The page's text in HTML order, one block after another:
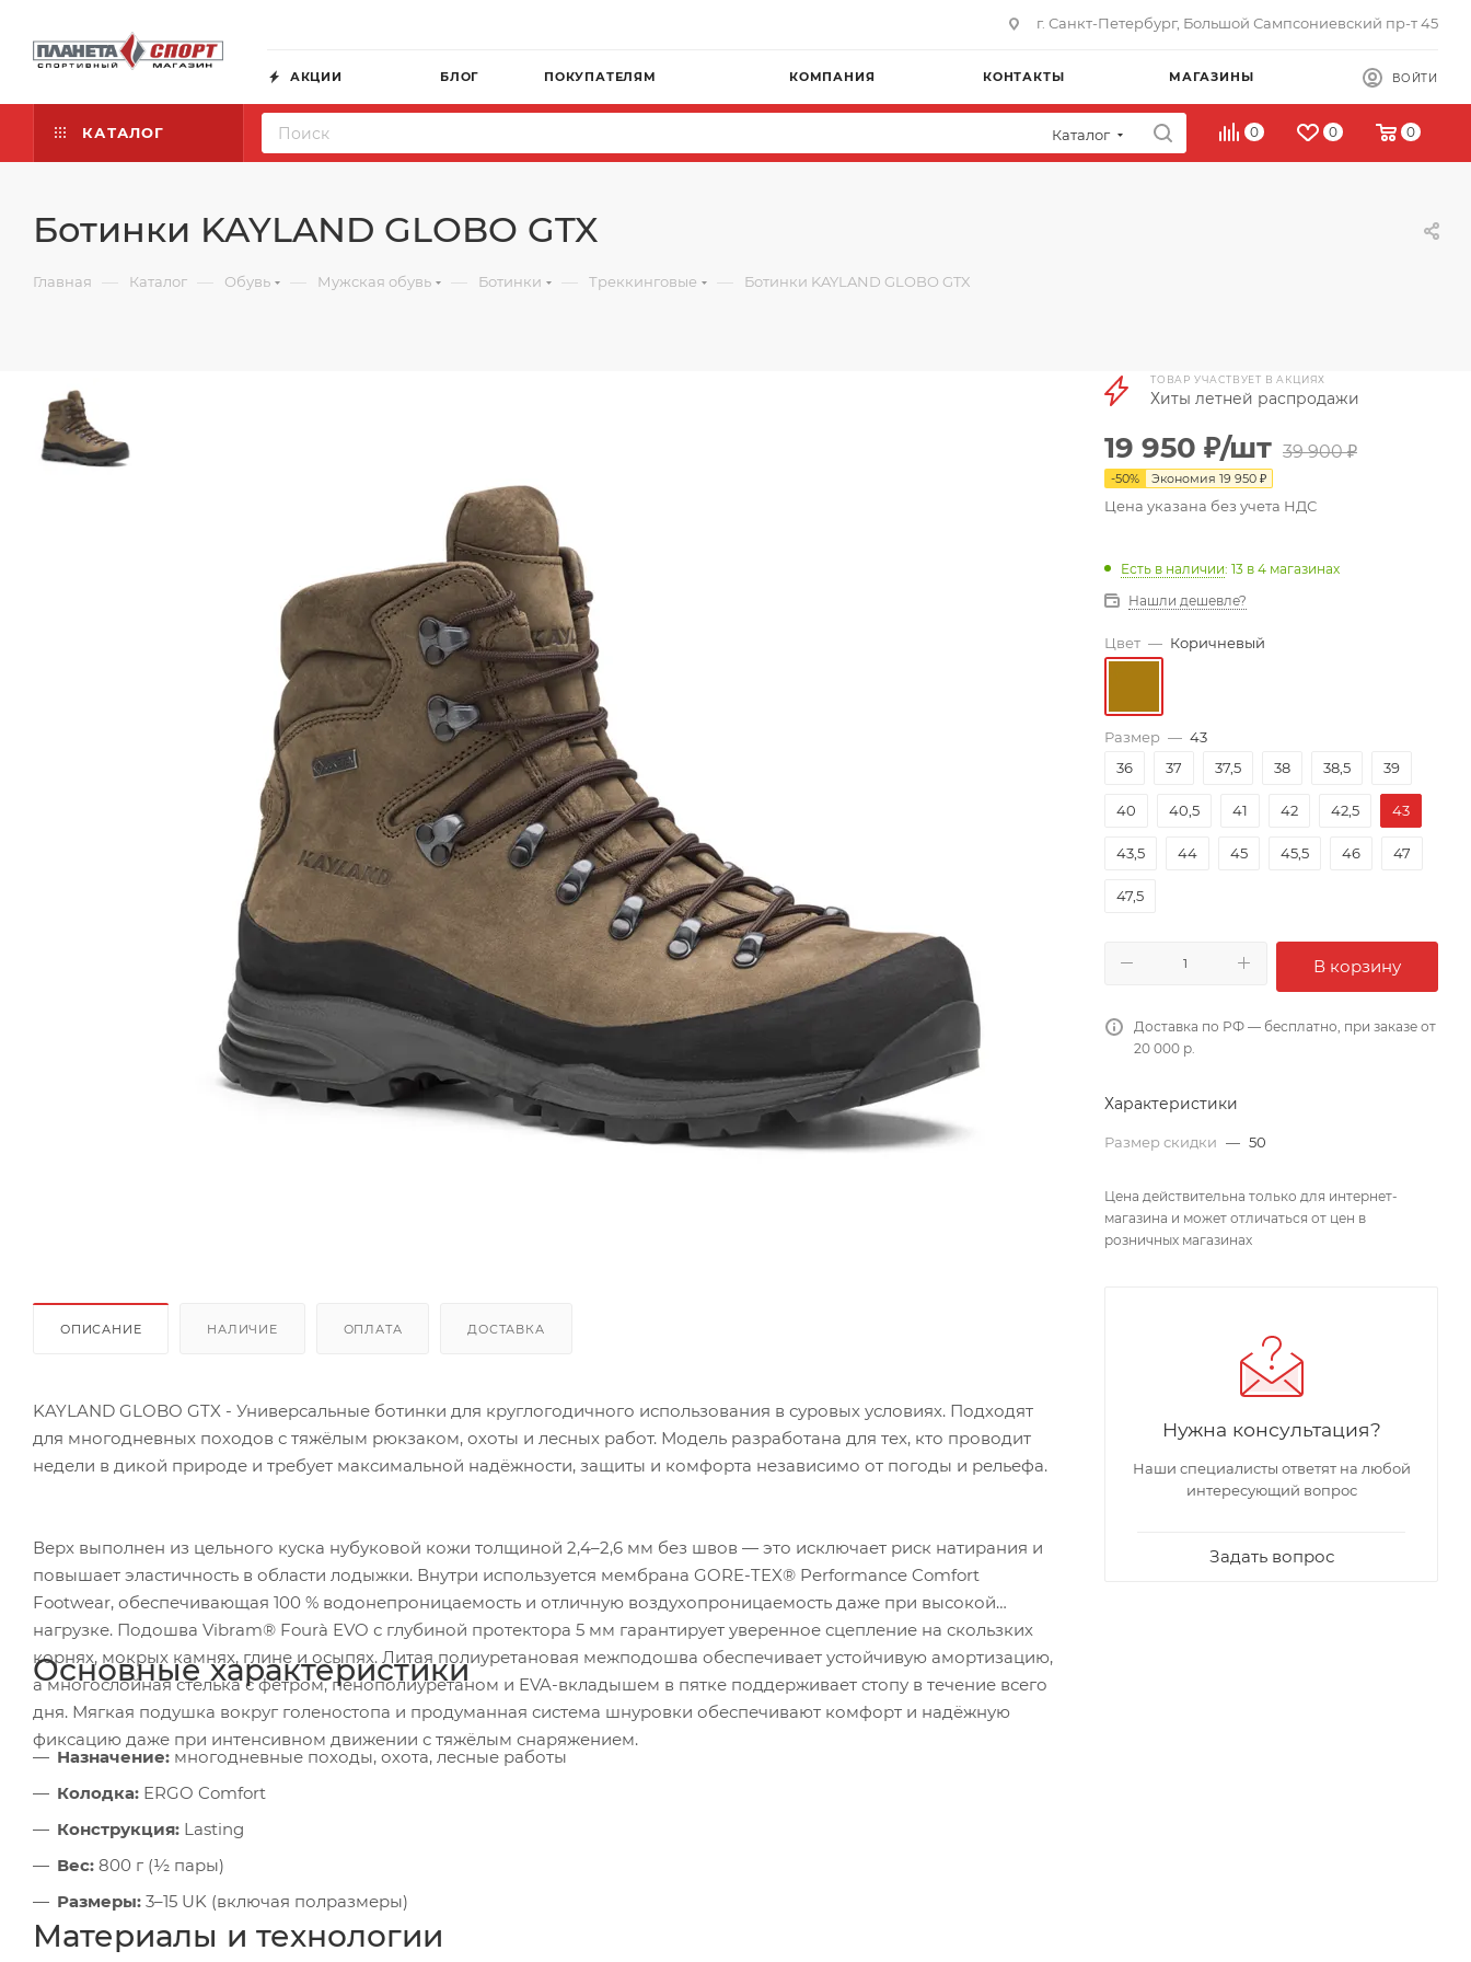
г. Санкт-Петербург, Большой Сампсониевский пр-т 45
АКЦИИ БЛОГ ПОКУПАТЕЛЯМ КОМПАНИЯ КОНТАКТЫ МАГАЗИНЫ ВОЙТИ
КАТАЛОГ Каталог 0 0 0
Ботинки KAYLAND GLOBO GTX
Главная — Каталог — Обувь — Мужская обувь — Ботинки — Треккинговые — Ботинки KAYLAND GLOBO GTX
ОПИСАНИЕ НАЛИЧИЕ ОПЛАТА ДОСТАВКА
KAYLAND GLOBO GTX - Универсальные ботинки для круглогодичного использования в суровых условиях. Подходят
для многодневных походов с тяжёлым рюкзаком, охоты и лесных работ. Модель разработана для тех, кто проводит
недели в дикой природе и требует максимальной надёжности, защиты и комфорта независимо от погоды и рельефа.
Верх выполнен из цельного куска нубуковой кожи толщиной 2,4–2,6 мм без швов — это исключает риск натирания и
повышает эластичность в области лодыжки. Внутри используется мембрана GORE-TEX® Performance Comfort
Footwear, обеспечивающая 100 % водонепроницаемость и отличную воздухопроницаемость даже при высокой
нагрузке. Подошва Vibram® Fourà EVO с глубиной протектора 5 мм гарантирует уверенное сцепление на скользких
корнях, мокрых камнях, глине и осыпях. Литая полиуретановая межподошва обеспечивает устойчивую амортизацию,
а многослойная стелька с фетром, пенополиуретаном и EVA-вкладышем в пятке поддерживает стопу в течение всего
дня. Мягкая подушка вокруг голеностопа и продуманная система шнуровки обеспечивают комфорт и надёжную
фиксацию даже при интенсивном движении с тяжёлым снаряжением.
Основные характеристики
Назначение: многодневные походы, охота, лесные работы
Колодка: ERGO Comfort
Конструкция: Lasting
Вес: 800 г (½ пары)
Размеры: 3–15 UK (включая полразмеры)
Материалы и технологии
ТОВАР УЧАСТВУЕТ В АКЦИЯХ
Хиты летней распродажи
19 950 ₽/шт 39 900₽
-50% Экономия 19 950 ₽
Цена указана без учета НДС
Есть в наличии: 13 в 4 магазинах
Нашли дешевле?
Цвет — Коричневый
Размер — 43
36
37 37,5 38 38,5 39
40 40,5 41 42 42,5 43
43,5 44 45 45,5 46 47
47,5
В корзину
Доставка по РФ — бесплатно, при заказе от
20 000 р.
Характеристики
Размер скидки — 50
Цена действительна только для интернет-
магазина и может отличаться от цен в
розничных магазинах
Нужна консультация?
Наши специалисты ответят на любой
интересующий вопрос
Задать вопрос